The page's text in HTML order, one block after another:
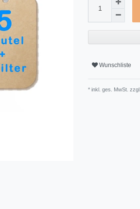
Wunschliste
* inkl. ges. MwSt. zzgl.